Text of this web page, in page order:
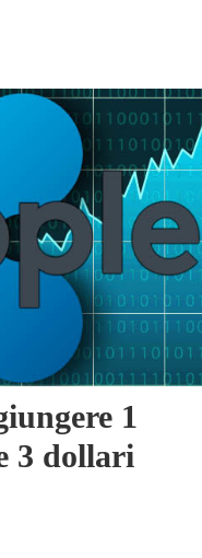
1
3 dollari